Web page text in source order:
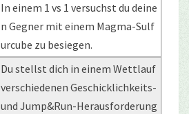
In einem 1 vs 1 versuchst du deine
n Gegner mit einem Magma-Sulf
urcube zu besiegen.
Du stellst dich in einem Wettlauf
verschiedenen Geschicklichkeits-
und Jump&Run-Herausforderung